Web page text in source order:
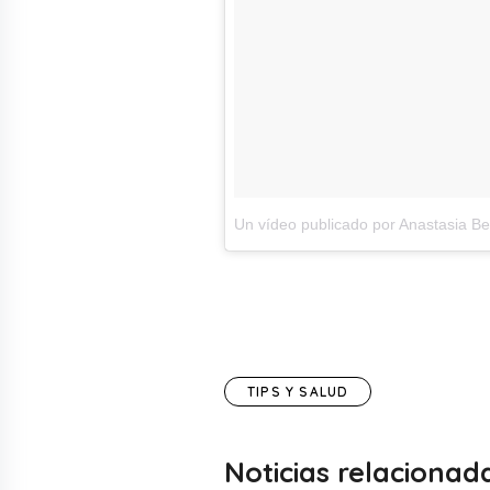
Un vídeo publicado por Anastasia
TIPS Y SALUD
Noticias